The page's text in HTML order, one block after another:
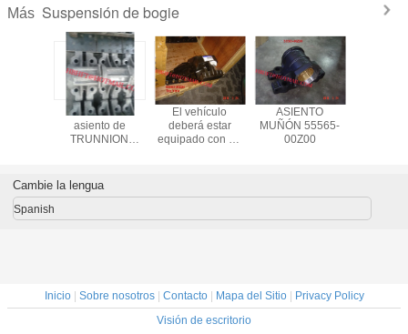
Más Suspensión de bogie
El número de
asiento de
TRUNNION
El vehículo
deberá estar
equipado con un
ASIENTO
MUÑÓN 55565-
00Z00
Cambie la lengua
Spanish
Inicio| Sobre nosotros| Contacto| Mapa del Sitio| Privacy Policy
Visión de escritorio